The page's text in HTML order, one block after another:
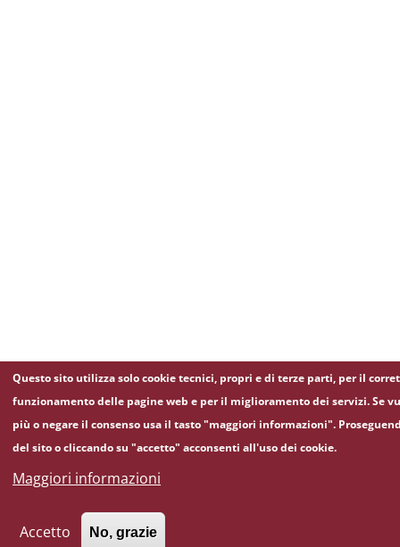
Questo sito utilizza solo cookie tecnici, propri e di terze parti, per il
funzionamento delle pagine web e per il miglioramento dei servizi. Se
più o negare il consenso usa il tasto "maggiori informazioni".
del sito o cliccando su "accetto" acconsenti all'uso dei cookie.
Maggiori informazioni
Accetto No, grazie